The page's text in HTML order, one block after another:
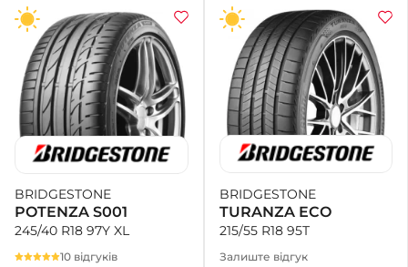
BRIDGESTONE
POTENZA S001
245/40 R18 97Y XL
10 відгуків
BRIDGESTONE
TURANZA ECO
215/55 R18 95T
Залиште відгук